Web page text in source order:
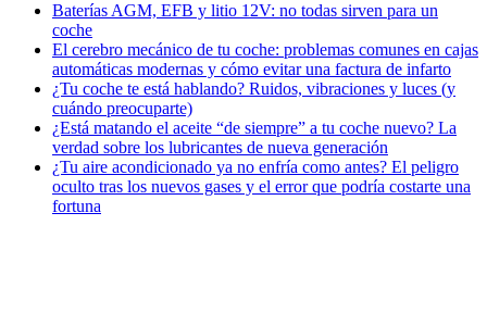
Baterías AGM, EFB y litio 12V: no todas sirven para un
coche
El cerebro mecánico de tu coche: problemas comunes en cajas
automáticas modernas y cómo evitar una factura de infarto
¿Tu coche te está hablando? Ruidos, vibraciones y luces (y
cuándo preocuparte)
¿Está matando el aceite “de siempre” a tu coche nuevo? La
verdad sobre los lubricantes de nueva generación
¿Tu aire acondicionado ya no enfría como antes? El peligro
oculto tras los nuevos gases y el error que podría costarte una
fortuna